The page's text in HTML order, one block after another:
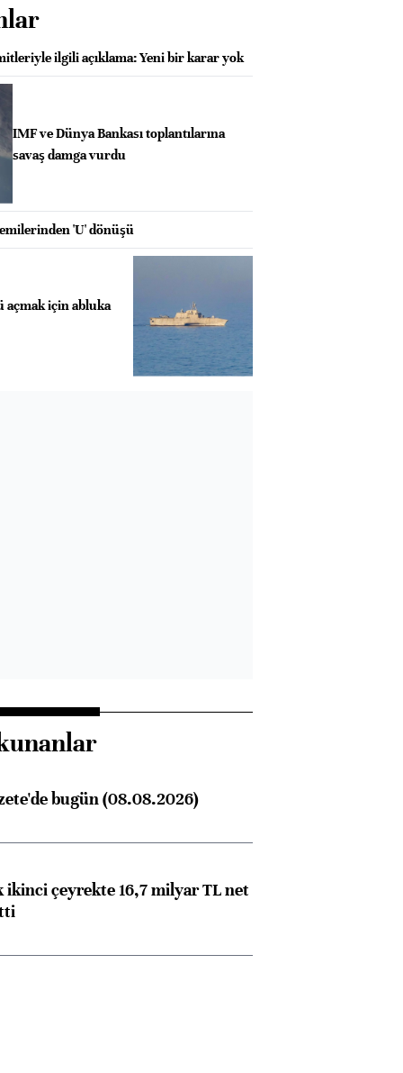
ilgili açıklama: Yeni bir karar yok
IMF ve Dünya Bankası toplantılarına
savaş damga vurdu
'U' dönüşü
için abluka
bugün (08.08.2026)
ikinci çeyrekte 16,7 milyar TL net